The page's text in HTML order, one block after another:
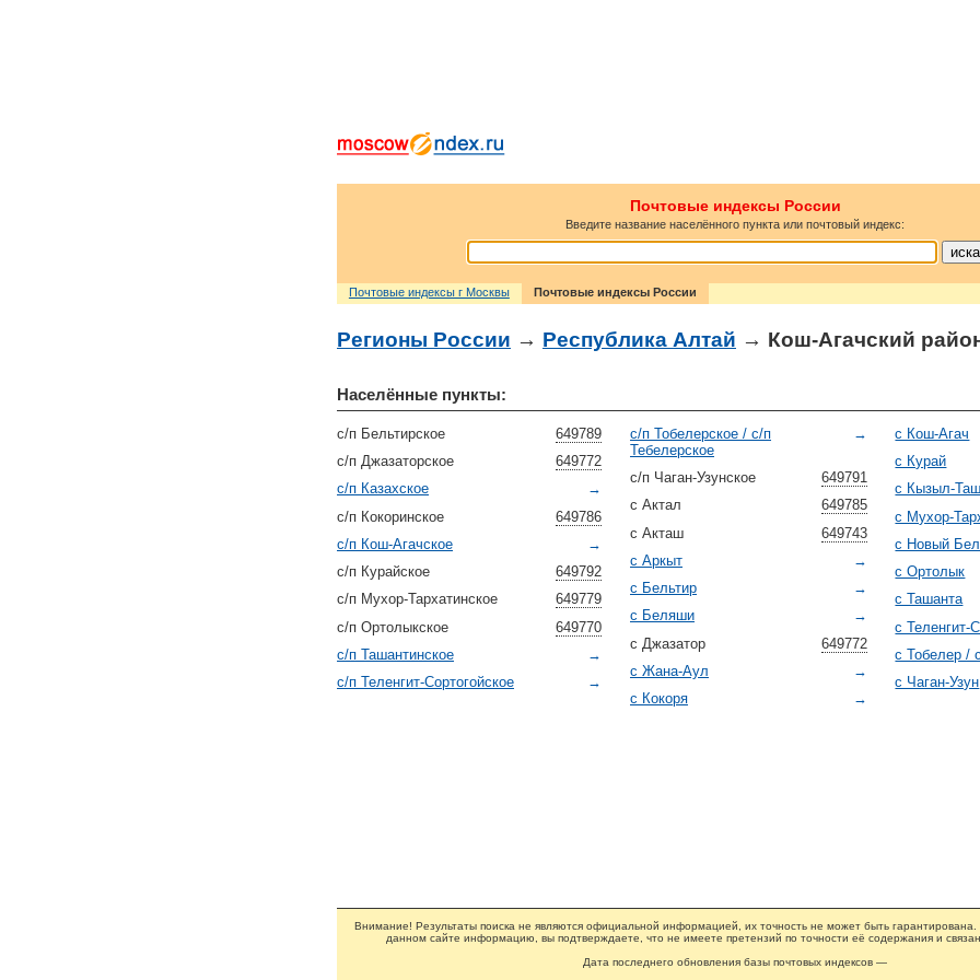
Почтовые индексы России
Введите название населённого пункта или почтовый индекс:
Почтовые индексы г Москвы Почтовые индексы России
Регионы России → Республика Алтай → Кош-Агачский
Населённые пункты:
649789
с/п Бельтирское
649772
с/п Джазаторское
→
с/п Казахское
649786
с/п Кокоринское
→
с/п Кош-Агачское
649792
с/п Курайское
649779
с/п Мухор-Тархатинское
649770
с/п Ортолыкское
→
с/п Ташантинское
→
с/п Теленгит-Сортогойское
→
с/п Тобелерское / с/п
Тебелерское
649791
с/п Чаган-Узунское
649785
с Актал
649743
с Акташ
→
с Аркыт
→
с Бельтир
→
с Беляши
649772
с Джазатор
→
с Жана-Аул
→
с Кокоря
с Кош-Агач
с Курай
с Кызыл-Таш
с Мухор-
с Новый
с Ортолык
с Ташанта
с Теленгит-
с Тобелер /
с Чаган-Узун
Внимание! Результаты поиска не являются официальной информацией, их точность не может быть гарантирована.
данном сайте информацию, вы подтверждаете, что не имеете претензий по точности её содержания и
Дата последнего обновления базы почтовых индексов —